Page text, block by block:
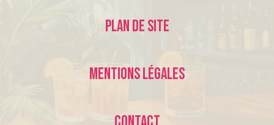
Plan de site
Mentions légales